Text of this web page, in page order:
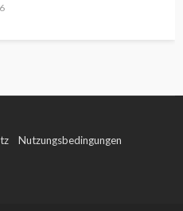
Nutzungsbedingungen